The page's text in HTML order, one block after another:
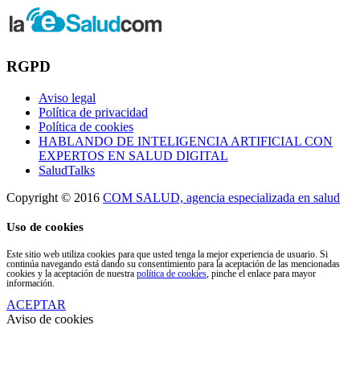
RGPD
Aviso legal
Política de privacidad
Política de cookies
HABLANDO DE INTELIGENCIA ARTIFICIAL CON
EXPERTOS EN SALUD DIGITAL
SaludTalks
Copyright © 2016 COM SALUD, agencia especializada en salud
Uso de cookies
Este sitio web utiliza cookies para que usted tenga la mejor experiencia de usuario. Si
continúa navegando está dando su consentimiento para la aceptación de las mencionadas
cookies y la aceptación de nuestra política de cookies , pinche el enlace para mayor
información.
ACEPTAR
Aviso de cookies